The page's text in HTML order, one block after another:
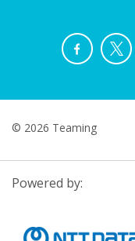
© 2026 Teaming
Powered by: